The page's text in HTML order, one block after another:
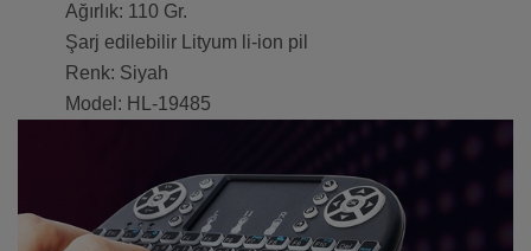
Ağırlık: 110 Gr.
Şarj edilebilir Lityum li-ion pil
Renk: Siyah
Model: HL-19485